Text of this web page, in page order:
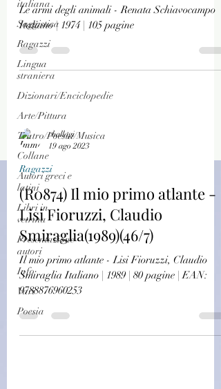
italiana
Saggistica
Ragazzi
Lingua
straniera
Dizionari/Enciclopedie
Arte/Pittura
Teatro/Poesia/Musica
Collane
Autori greci e
latini
Libri in
vetrina
Presentazione
autori
Info
Vari
Poesia
Le armi degli animali - Renata Schiavocampo
Italiano | 1974 | 105 pagine
challagi
19 ago 2023
Ragazzi
(R0874) Il mio primo atlante -
Lisi Fioruzzi, Claudio
Smiraglia(1989)(46/7)
Il mio primo atlante - Lisi Fioruzzi, Claudio
Smiraglia Italiano | 1989 | 80 pagine | EAN:
9788876960253